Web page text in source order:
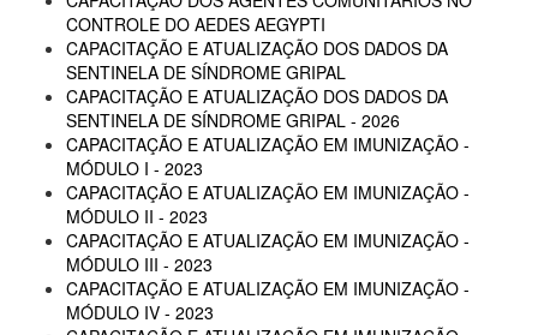
CONTROLE DO AEDES AEGYPTI
CAPACITAÇÃO E ATUALIZAÇÃO DOS DADOS DA
SENTINELA DE SÍNDROME GRIPAL
CAPACITAÇÃO E ATUALIZAÇÃO DOS DADOS DA
SENTINELA DE SÍNDROME GRIPAL - 2026
CAPACITAÇÃO E ATUALIZAÇÃO EM IMUNIZAÇÃO -
MÓDULO I - 2023
CAPACITAÇÃO E ATUALIZAÇÃO EM IMUNIZAÇÃO -
MÓDULO II - 2023
CAPACITAÇÃO E ATUALIZAÇÃO EM IMUNIZAÇÃO -
MÓDULO III - 2023
CAPACITAÇÃO E ATUALIZAÇÃO EM IMUNIZAÇÃO -
MÓDULO IV - 2023